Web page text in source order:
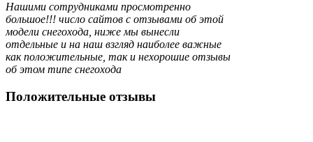
Нашими сотрудниками просмотренно
большое!!! число сайтов с отзывами об этой
модели снегохода, ниже мы вынесли
отдельные и на наш взгляд наиболее важные
как положительные, так и нехорошие отзывы
об этом типе снегохода
Положительные отзывы